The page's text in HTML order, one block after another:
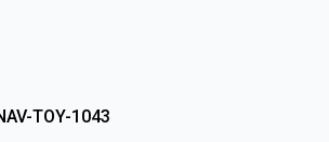
TOY-1043